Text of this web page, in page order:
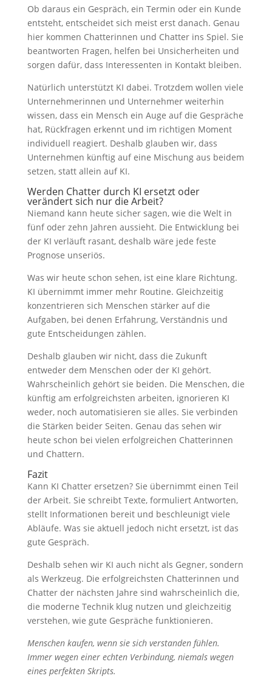
Ob daraus ein Gespräch, ein Termin oder ein Kunde
entsteht, entscheidet sich meist erst danach. Genau
hier kommen Chatterinnen und Chatter ins Spiel. Sie
beantworten Fragen, helfen bei Unsicherheiten und
sorgen dafür, dass Interessenten in Kontakt bleiben.
Natürlich unterstützt KI dabei. Trotzdem wollen viele
Unternehmerinnen und Unternehmer weiterhin
wissen, dass ein Mensch ein Auge auf die Gespräche
hat, Rückfragen erkennt und im richtigen Moment
individuell reagiert. Deshalb glauben wir, dass
Unternehmen künftig auf eine Mischung aus beidem
setzen, statt allein auf KI.
Werden Chatter durch KI ersetzt oder
verändert sich nur die Arbeit?
Niemand kann heute sicher sagen, wie die Welt in
fünf oder zehn Jahren aussieht. Die Entwicklung bei
der KI verläuft rasant, deshalb wäre jede feste
Prognose unseriös.
Was wir heute schon sehen, ist eine klare Richtung.
KI übernimmt immer mehr Routine. Gleichzeitig
konzentrieren sich Menschen stärker auf die
Aufgaben, bei denen Erfahrung, Verständnis und
gute Entscheidungen zählen.
Deshalb glauben wir nicht, dass die Zukunft
entweder dem Menschen oder der KI gehört.
Wahrscheinlich gehört sie beiden. Die Menschen, die
künftig am erfolgreichsten arbeiten, ignorieren KI
weder, noch automatisieren sie alles. Sie verbinden
die Stärken beider Seiten. Genau das sehen wir
heute schon bei vielen erfolgreichen Chatterinnen
und Chattern.
Fazit
Kann KI Chatter ersetzen? Sie übernimmt einen Teil
der Arbeit. Sie schreibt Texte, formuliert Antworten,
stellt Informationen bereit und beschleunigt viele
Abläufe. Was sie aktuell jedoch nicht ersetzt, ist das
gute Gespräch.
Deshalb sehen wir KI auch nicht als Gegner, sondern
als Werkzeug. Die erfolgreichsten Chatterinnen und
Chatter der nächsten Jahre sind wahrscheinlich die,
die moderne Technik klug nutzen und gleichzeitig
verstehen, wie gute Gespräche funktionieren.
Menschen kaufen, wenn sie sich verstanden fühlen.
Immer wegen einer echten Verbindung, niemals wegen
eines perfekten Skripts.